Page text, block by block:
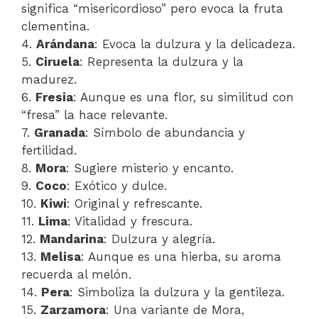
significa “misericordioso” pero evoca la fruta
clementina.
4. Arándana: Evoca la dulzura y la delicadeza.
5. Ciruela: Representa la dulzura y la
madurez.
6. Fresia: Aunque es una flor, su similitud con
“fresa” la hace relevante.
7. Granada: Símbolo de abundancia y
fertilidad.
8. Mora: Sugiere misterio y encanto.
9. Coco: Exótico y dulce.
10. Kiwi: Original y refrescante.
11. Lima: Vitalidad y frescura.
12. Mandarina: Dulzura y alegría.
13. Melisa: Aunque es una hierba, su aroma
recuerda al melón.
14. Pera: Simboliza la dulzura y la gentileza.
15. Zarzamora: Una variante de Mora,